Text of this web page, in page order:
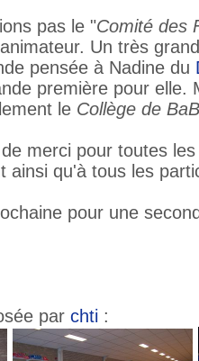
pas le "Comité des
Un très
pensée à Nadine du
première pour elle.
le Collège de BaB
merci pour toutes
ainsi qu'à tous les
pour une
par chti :